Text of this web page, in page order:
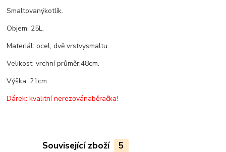
Smaltovanýkotlík.
Objem: 25L.
Materiál:ocel, dvěvrstvysmaltu.
Velikost: vrchníprůměr:48cm.
Výška: 21cm.
Dárek: kvalitnínerezovánaběračka!
Související zboží 5